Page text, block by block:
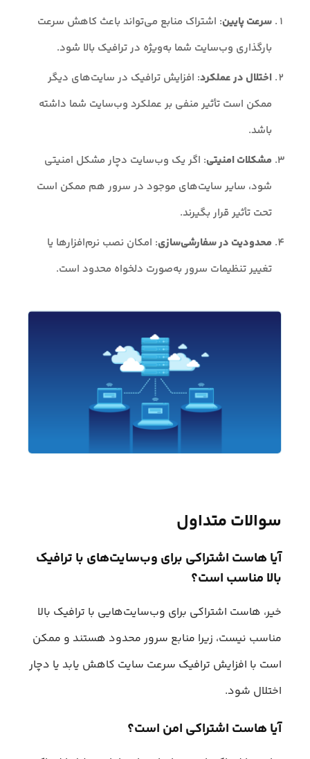
سرعت پایین: اشتراک منابع می‌تواند باعث کاهش سرعت
بارگذاری وب‌سایت شما به‌ویژه در ترافیک بالا شود.
اختلال در عملکرد: افزایش ترافیک در سایت‌های دیگر
ممکن است تأثیر منفی بر عملکرد وب‌سایت شما داشته
باشد.
مشکلات امنیتی: اگر یک وب‌سایت دچار مشکل امنیتی
شود، سایر سایت‌های موجود در سرور هم ممکن است
تحت تأثیر قرار بگیرند.
محدودیت در سفارشی‌سازی: امکان نصب نرم‌افزارها یا
تغییر تنظیمات سرور به‌صورت دلخواه محدود است.
سوالات متداول
آیا هاست اشتراکی برای وب‌سایت‌های با ترافیک
بالا مناسب است؟
خیر، هاست اشتراکی برای وب‌سایت‌هایی با ترافیک بالا
مناسب نیست، زیرا منابع سرور محدود هستند و ممکن
است با افزایش ترافیک سرعت سایت کاهش یابد یا دچار
اختلال شود.
آیا هاست اشتراکی امن است؟